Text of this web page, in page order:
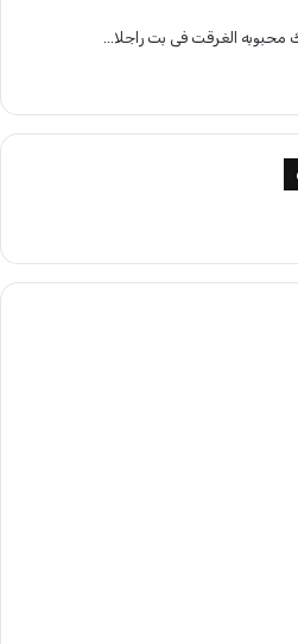
الغرقت فى بت راجلا...